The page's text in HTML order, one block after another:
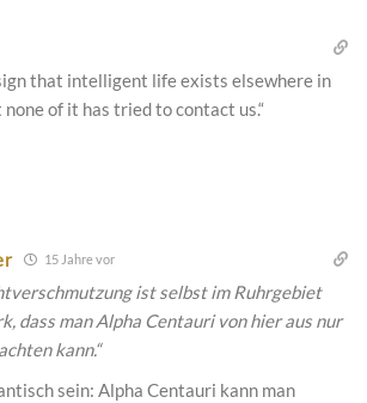
that intelligent life exists elsewhere in
of it has tried to contact us.“
15 Jahre vor
ist selbst im Ruhrgebiet
dass man Alpha Centauri von hier aus nur
kann.“
sein: Alpha Centauri kann man